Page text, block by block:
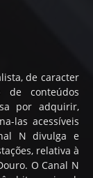
de caracter
de conteúdos
por adquirir,
las acessíveis
N divulga e
relativa à
O Canal N